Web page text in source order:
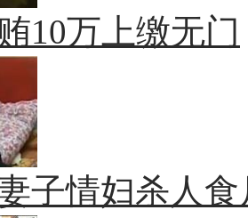
10万上缴无门
子情妇杀人食